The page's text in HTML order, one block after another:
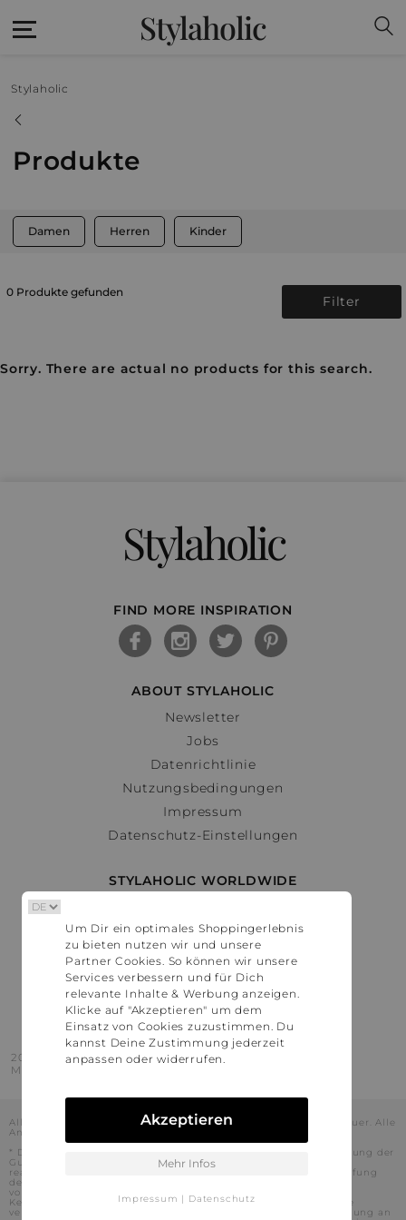
Stylaholic
Stylaholic
Produkte
Damen Herren Kinder
0 Produkte gefunden
Filter
Sorry. There are actual no products for this search.
Stylaholic
FIND MORE INSPIRATION
ABOUT STYLAHOLIC
Newsletter
Jobs
Datenrichtlinie
Nutzungsbedingungen
Impressum
Datenschutz-Einstellungen
STYLAHOLIC WORLDWIDE
Österreich
Schweiz
France
United States
2016 - 2026 © Stylaholic.
Made for you with love in munich.
Alle Preise inkl. der jeweils geltenden gesetzlichen Mehrwertsteuer. Alle
Angaben ohne Gewähr.
* Die angezeigten Preise beinhalten Rabatte, die durch die Nutzung der
Gutschein-Codes auf den Seiten unserer Partner voraussichtlich
realisiert werden können. Stylaholic führt keine vollständige Prüfung
der Gutschein-Codes durch und es kann daher in Einzelfällen
vorkommen, dass die Gutscheine abweichend von unserem
Kenntnisstand bei dem jeweiligen Shop nicht oder nur teilweise
verwendet werden können. Darüber hinaus kann deren Verwendung an
Um Dir ein optimales Shoppingerlebnis
zu bieten nutzen wir und unsere
Partner Cookies. So können wir unsere
Services verbessern und für Dich
relevante Inhalte & Werbung anzeigen.
Klicke auf "Akzeptieren" um dem
Einsatz von Cookies zuzustimmen. Du
kannst Deine Zustimmung jederzeit
anpassen oder widerrufen.
Akzeptieren
Mehr Infos
Impressum | Datenschutz